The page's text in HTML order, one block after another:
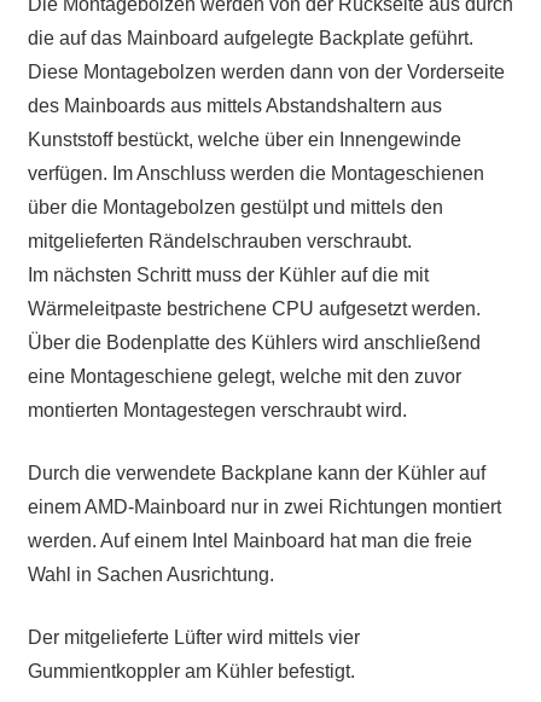
Die Montagebolzen werden von der Rückseite aus durch
die auf das Mainboard aufgelegte Backplate geführt.
Diese Montagebolzen werden dann von der Vorderseite
des Mainboards aus mittels Abstandshaltern aus
Kunststoff bestückt, welche über ein Innengewinde
verfügen. Im Anschluss werden die Montageschienen
über die Montagebolzen gestülpt und mittels den
mitgelieferten Rändelschrauben verschraubt.
Im nächsten Schritt muss der Kühler auf die mit
Wärmeleitpaste bestrichene CPU aufgesetzt werden.
Über die Bodenplatte des Kühlers wird anschließend
eine Montageschiene gelegt, welche mit den zuvor
montierten Montagestegen verschraubt wird.
Durch die verwendete Backplane kann der Kühler auf
einem AMD-Mainboard nur in zwei Richtungen montiert
werden. Auf einem Intel Mainboard hat man die freie
Wahl in Sachen Ausrichtung.
Der mitgelieferte Lüfter wird mittels vier
Gummientkoppler am Kühler befestigt.